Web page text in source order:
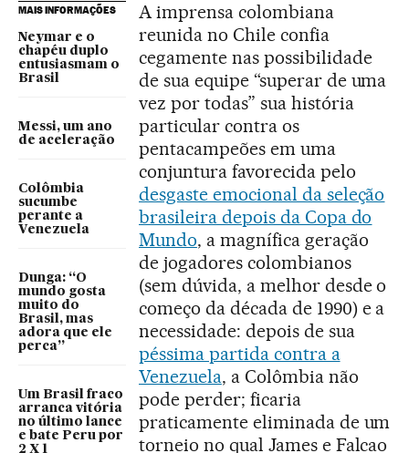
MAIS INFORMAÇÕES
Neymar e o
chapéu duplo
entusiasmam o
Brasil
Messi, um ano
de aceleração
Colômbia
sucumbe
perante a
Venezuela
Dunga: “O
mundo gosta
muito do
Brasil, mas
adora que ele
perca”
Um Brasil fraco
arranca vitória
no último lance
e bate Peru por
2 X 1
A imprensa colombiana
reunida no Chile confia
cegamente nas possibilidade
de sua equipe “superar de uma
vez por todas” sua história
particular contra os
pentacampeões em uma
conjuntura favorecida pelo
desgaste emocional da seleção
brasileira depois da Copa do
Mundo, a magnífica geração
de jogadores colombianos
(sem dúvida, a melhor desde o
começo da década de 1990) e a
necessidade: depois de sua
péssima partida contra a
Venezuela, a Colômbia não
pode perder; ficaria
praticamente eliminada de um
torneio no qual James e Falcao